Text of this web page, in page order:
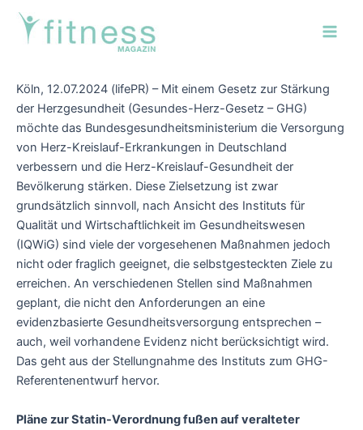
Zum
Inhalt
springen
Köln, 12.07.2024 (lifePR) – Mit einem Gesetz zur Stärkung
der Herzgesundheit (Gesundes-Herz-Gesetz – GHG)
möchte das Bundesgesundheitsministerium die Versorgung
von Herz-Kreislauf-Erkrankungen in Deutschland
verbessern und die Herz-Kreislauf-Gesundheit der
Bevölkerung stärken. Diese Zielsetzung ist zwar
grundsätzlich sinnvoll, nach Ansicht des Instituts für
Qualität und Wirtschaftlichkeit im Gesundheitswesen
(IQWiG) sind viele der vorgesehenen Maßnahmen jedoch
nicht oder fraglich geeignet, die selbstgesteckten Ziele zu
erreichen. An verschiedenen Stellen sind Maßnahmen
geplant, die nicht den Anforderungen an eine
evidenzbasierte Gesundheitsversorgung entsprechen –
auch, weil vorhandene Evidenz nicht berücksichtigt wird.
Das geht aus der Stellungnahme des Instituts zum GHG-
Referentenentwurf hervor.
Pläne zur Statin-Verordnung fußen auf veralteter
Post
navigation